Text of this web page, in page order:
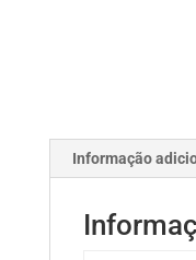
Informação